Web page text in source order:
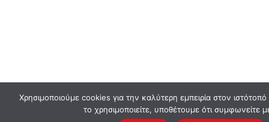
Χρησιμοποιούμε cookies για την καλύτερη εμπειρία στον
το χρησιμοποιείτε, υποθέτουμε ότι συμφωνείτε